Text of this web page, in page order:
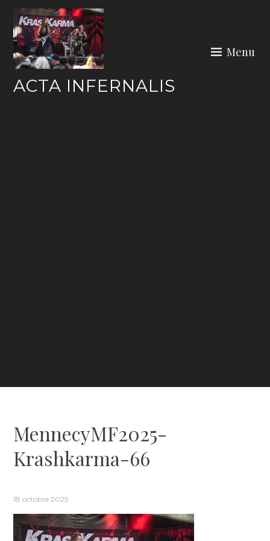
content
ACTA INFERNALIS
Menu
MennecyMF2025-
Krashkarma-66
18 octobre 2025